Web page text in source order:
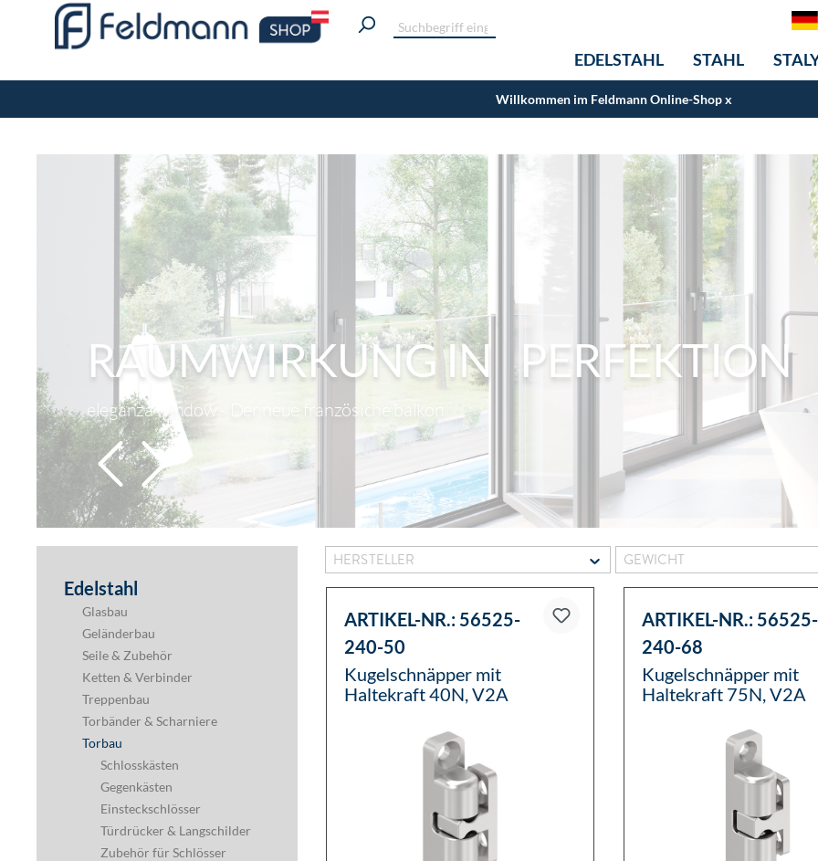
EDELSTAHL STAHL
Willkommen im Feldmann Online-Shopx
RAUMWIRKUNG IN PERFEKTION
eleganza window - Der neue französiche balkon
Edelstahl
Glasbau
Geländerbau
Seile & Zubehör
Ketten & Verbinder
Treppenbau
Torbänder & Scharniere
Torbau
Schlosskästen
Gegenkästen
Einsteckschlösser
Türdrücker & Langschilder
Zubehör für Schlösser
HERSTELLER GEWICHT
ARTIKEL-NR.: 56525-
240-50
Kugelschnäpper mit
Haltekraft 40N, V2A
ARTIKEL-NR.:56525-
240-68
Kugelschnäpper mit
Haltekraft 75N, V2A